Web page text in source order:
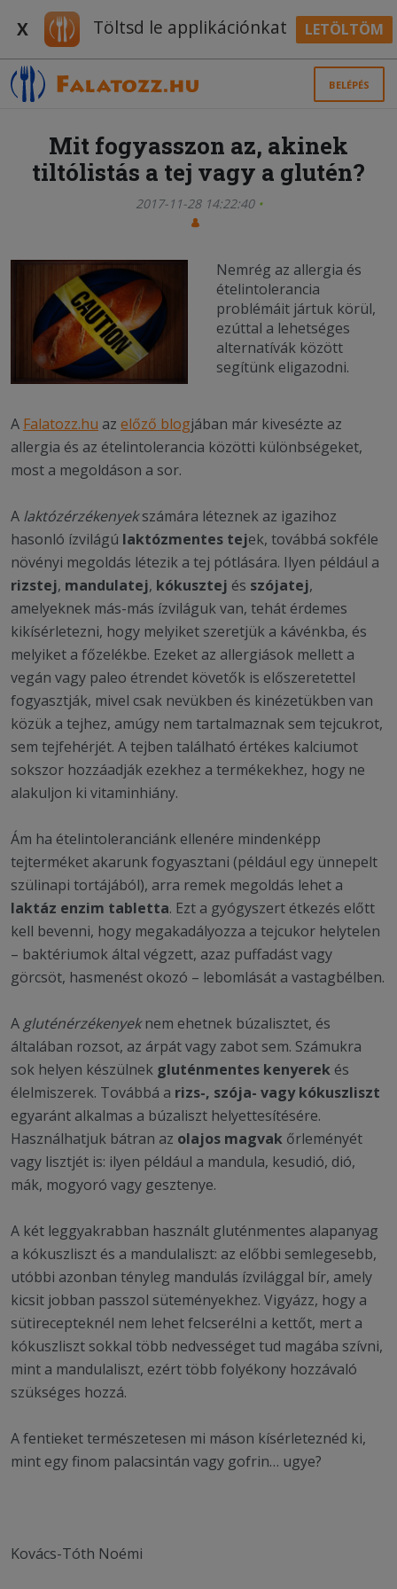
X Töltsd le applikációnkat LETÖLTÖM
BELÉPÉS
Mit fogyasszon az, akinek
tiltólistás a tej vagy a glutén?
2017-11-28 14:22:40
Nemrég az allergia és
ételintolerancia
problémáit jártuk körül,
ezúttal a lehetséges
alternatívák között
segítünk eligazodni.
A Falatozz.hu az előző blogjában már kivesézte az
allergia és az ételintolerancia közötti különbségeket,
most a megoldáson a sor.
A laktózérzékenyekszámára léteznek az igazihoz
hasonló ízvilágú laktózmentes tejek, továbbá sokféle
növényi megoldás létezik a tej pótlására. Ilyen például a
rizstej, mandulatej, kókusztej és szójatej,
amelyeknek más-más ízviláguk van, tehát érdemes
kikísérletezni, hogy melyiket szeretjük a kávénkba, és
melyiket a főzelékbe. Ezeket az allergiások mellett a
vegán vagy paleo étrendet követők is előszeretettel
fogyasztják, mivel csak nevükben és kinézetükben van
közük a tejhez, amúgy nem tartalmaznak sem tejcukrot,
sem tejfehérjét. A tejben található értékes kalciumot
sokszor hozzáadják ezekhez a termékekhez, hogy ne
alakuljon ki vitaminhiány.
Ám ha ételintoleranciánk ellenére mindenképp
tejterméket akarunk fogyasztani (például egy ünnepelt
szülinapi tortájából), arra remek megoldás lehet a
laktáz enzim tabletta. Ezt a gyógyszert étkezés előtt
kell bevenni, hogy megakadályozza a tejcukor helytelen
– baktériumok által végzett, azaz puffadást vagy
görcsöt, hasmenést okozó – lebomlását a vastagbélben.
A gluténérzékenyeknem ehetnek búzalisztet, és
általában rozsot, az árpát vagy zabot sem. Számukra
sok helyen készülnek gluténmentes kenyerek és
élelmiszerek. Továbbá a rizs-, szója- vagy kókuszliszt
egyaránt alkalmas a búzaliszt helyettesítésére.
Használhatjuk bátran az olajos magvak őrleményét
vagy lisztjét is: ilyen például a mandula, kesudió, dió,
mák, mogyoró vagy gesztenye.
A két leggyakrabban használt gluténmentes alapanyag
a kókuszliszt és a mandulaliszt: az előbbi semlegesebb,
utóbbi azonban tényleg mandulás ízvilággal bír, amely
kicsit jobban passzol süteményekhez. Vigyázz, hogy a
sütirecepteknél nem lehet felcserélni a kettőt, mert a
kókuszliszt sokkal több nedvességet tud magába szívni,
mint a mandulaliszt, ezért több folyékony hozzávaló
szükséges hozzá.
A fentieket természetesen mi máson kísérleteznéd ki,
mint egy finom palacsintán vagy gofrin… ugye?
Kovács-Tóth Noémi